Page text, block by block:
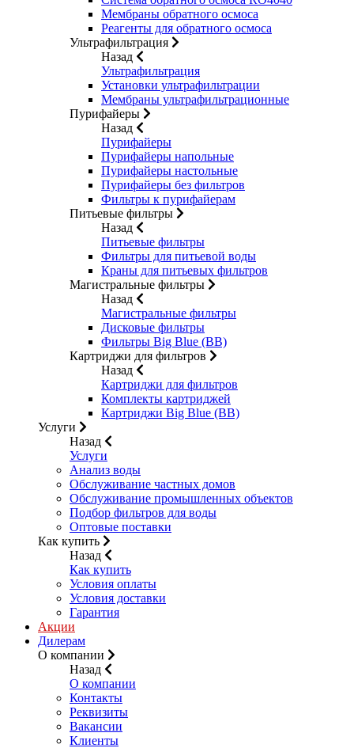
Мембраны обратного осмоса
Реагенты для обратного осмоса
Ультрафильтрация
Назад
Ультрафильтрация
Установки ультрафильтрации
Мембраны ультрафильтрационные
Пурифайеры
Назад
Пурифайеры
Пурифайеры напольные
Пурифайеры настольные
Пурифайеры без фильтров
Фильтры к пурифайерам
Питьевые фильтры
Назад
Питьевые фильтры
Фильтры для питьевой воды
Краны для питьевых фильтров
Магистральные фильтры
Назад
Магистральные фильтры
Дисковые фильтры
Фильтры Big Blue (BB)
Картриджи для фильтров
Назад
Картриджи для фильтров
Комплекты картриджей
Картриджи Big Blue (BB)
Услуги
Назад
Услуги
Анализ воды
Обслуживание частных домов
Обслуживание промышленных объектов
Подбор фильтров для воды
Оптовые поставки
Как купить
Назад
Как купить
Условия оплаты
Условия доставки
Гарантия
Акции
Дилерам
О компании
Назад
О компании
Контакты
Реквизиты
Вакансии
Клиенты